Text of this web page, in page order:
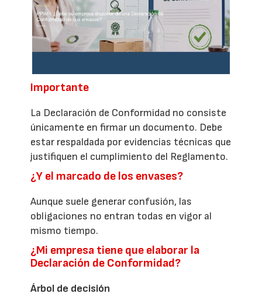
Importante
La Declaración de Conformidad no consiste
únicamente en firmar un documento. Debe
estar respaldada por evidencias técnicas que
justifiquen el cumplimiento del Reglamento.
¿Y el marcado de los envases?
Aunque suele generar confusión, las
obligaciones no entran todas en vigor al
mismo tiempo.
¿Mi empresa tiene que elaborar la
Declaración de Conformidad?
Árbol de decisión